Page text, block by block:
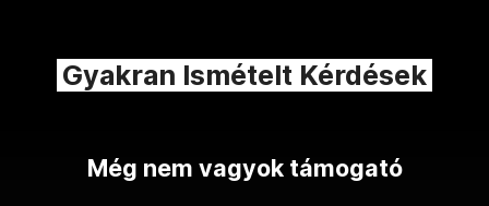
Gyakran Ismételt Kérdések
Még nem vagyok támogató